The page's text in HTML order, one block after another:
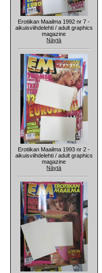
Erotiikan Maailma 1992 nr 7 -
aikuisviihdelehti / adult graphics
magazine
Näytä
Erotiikan Maailma 1993 nr 2 -
aikuisviihdelehti / adult graphics
magazine
Näytä